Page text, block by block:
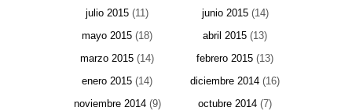
julio 2015 (11) junio 2015(14)
mayo 2015 (18) abril 2015 (13)
marzo 2015 (14) febrero 2015 (13)
enero 2015 (14) diciembre 2014 (16)
noviembre 2014(9) octubre 2014 (7)